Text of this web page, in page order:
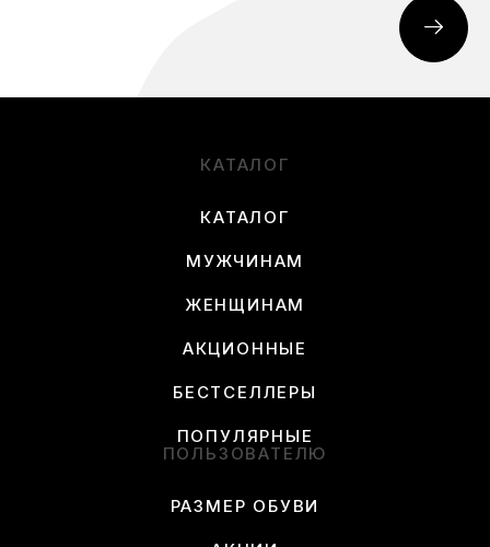
КАТАЛОГ
КАТАЛОГ
МУЖЧИНАМ
ЖЕНЩИНАМ
АКЦИОННЫЕ
БЕСТСЕЛЛЕРЫ
ПОПУЛЯРНЫЕ
ПОЛЬЗОВАТЕЛЮ
РАЗМЕР ОБУВИ